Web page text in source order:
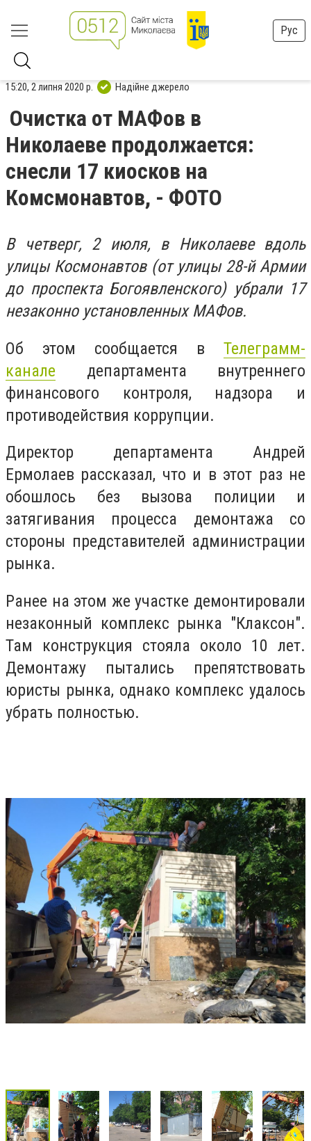
Рус
15:20, 2 липня 2020 р. Надійне джерело
Очистка от МАФов в
Николаеве продолжается:
снесли 17 киосков на
Комсмонавтов, - ФОТО
В четверг, 2 июля, в Николаеве вдоль
улицы Космонавтов (от улицы 28-й Армии
до проспекта Богоявленского) убрали 17
незаконно установленных МАФов.
Об этом сообщается в Телеграмм-
канале департамента внутреннего
финансового контроля, надзора и
противодействия коррупции.
Директор департамента Андрей
Ермолаев рассказал, что и в этот раз не
обошлось без вызова полиции и
затягивания процесса демонтажа со
стороны представителей администрации
рынка.
Ранее на этом же участке демонтировали
незаконный комплекс рынка "Клаксон".
Там конструкция стояла около 10 лет.
Демонтажу пытались препятствовать
юристы рынка, однако комплекс удалось
убрать полностью.